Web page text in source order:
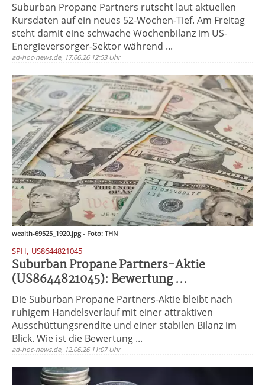
Suburban Propane Partners rutscht laut aktuellen
Kursdaten auf ein neues 52-Wochen-Tief. Am Freitag
steht damit eine schwache Wochenbilanz im US-
Energieversorger-Sektor während ...
ad-hoc-news.de, 17.06.26 12:53 Uhr
wealth-69525_1920.jpg - Foto: THN
SPH, US8644821045
Suburban Propane Partners-Aktie
(US8644821045): Bewertung ...
Die Suburban Propane Partners-Aktie bleibt nach
ruhigem Handelsverlauf mit einer attraktiven
Ausschüttungsrendite und einer stabilen Bilanz im
Blick. Wie ist die Bewertung ...
ad-hoc-news.de, 12.06.26 11:07 Uhr